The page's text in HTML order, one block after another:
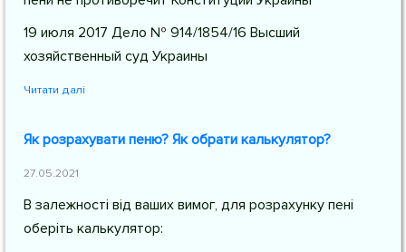
19 июля 2017 Дело № 914/1854/16 Высший
хозяйственный суд Украины
Читати далі
Як розрахувати пеню? Як обрати калькулятор?
27.05.2021
В залежності від ваших вимог, для розрахунку пені
оберіть калькулятор: